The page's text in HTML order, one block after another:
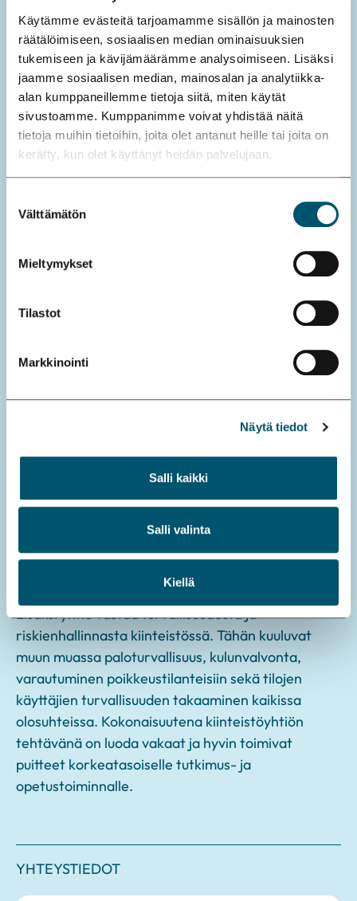
Käytämme evästeitä tarjoamamme sisällön ja mainosten
räätälöimiseen, sosiaalisen median ominaisuuksien
tukemiseen ja kävijämäärämme analysoimiseen. Lisäksi
jaamme sosiaalisen median, mainosalan ja analytiikka-
alan kumppaneillemme tietoja siitä, miten käytät
sivustoamme. Kumppanimme voivat yhdistää näitä
tietoja muihin tietoihin, joita olet antanut heille tai joita on
kerätty, kun olet käyttänyt heidän palvelujaan.
valinta
Välttämätön
Mieltymykset
Tilastot
Markkinointi
Näytä tiedot
Salli kaikki
Salli valinta
Kiellä
ilmanvaihto, lämmitys, jäähdytys ja
sähköjärjestelmät, sekä niiden jatkuva
kehittäminen ja huolto. Tavoitteena on turvata
keskeytymätön ja tehokas toiminta sekä tarjota
käyttäjilleen nykyaikaiset ja luotettavat tilat
vaativaan tutkimus- ja opetuskäyttöön.
kehittämisestä yhdessä tilojen käyttäjien kanssa.
käyttäjäpalautteen huomioimisen sekä
tehokkaasti. Yhtiö koordinoi myös peruskorjauksia
ja muutoshankkeita varmistaakseen, että tilat
vaatimuksia.
Erityistä huomiota kiinnitetään energiankulutuksen
hallintaan ja kestävien ratkaisujen edistämiseen.
energiatehokkuutta sekä vähentämään
ratkaisujen ja järjestelmällisen seurannan avulla.
Näin varmistetaan, että rakennus toimii paitsi
teknisesti luotettavasti myös ympäristön kannalta
Lisäksi yhtiö vastaa turvallisuudesta ja
riskienhallinnasta kiinteistössä. Tähän kuuluvat
muun muassa paloturvallisuus, kulunvalvonta,
varautuminen poikkeustilanteisiin sekä tilojen
käyttäjien turvallisuuden takaaminen kaikissa
olosuhteissa. Kokonaisuutena kiinteistöyhtiön
tehtävänä on luoda vakaat ja hyvin toimivat
puitteet korkeatasoiselle tutkimus- ja
opetustoiminnalle.
YHTEYSTIEDOT